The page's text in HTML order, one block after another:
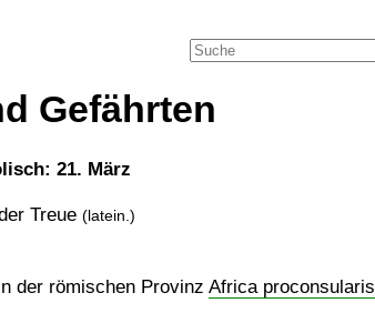
Gefährten
21. März
Treue (latein.)
der römischen Provinz Africa proconsularis